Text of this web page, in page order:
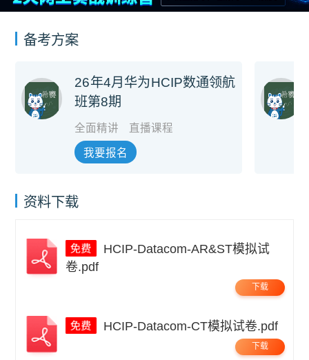
备考方案
26年4月华为HCIP数通领航
班第8期
全面精讲 直播课程
我要报名
资料下载
卷.pdf
下载
HCIP-Datacom-CT模拟试卷.pdf
下载